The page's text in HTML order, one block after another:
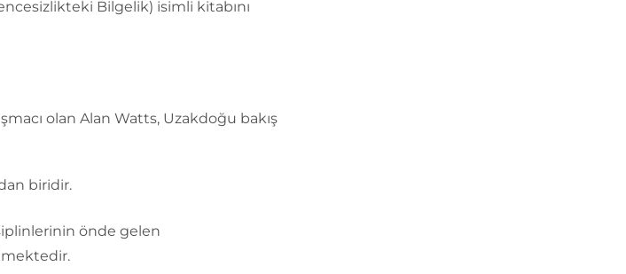
Bilgelik) isimli kitabını
olan Alan Watts, Uzakdoğu bakış
biridir.
önde gelen